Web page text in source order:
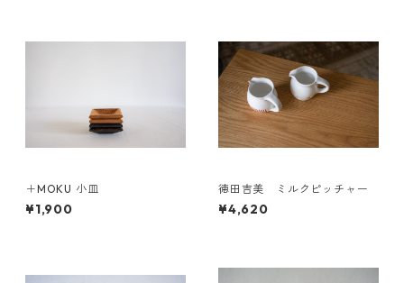
＋MOKU 小皿
¥1,900
徳田吉美 ミルクピッチャー
¥4,620